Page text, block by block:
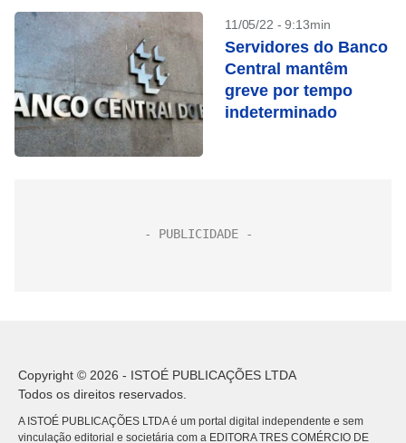
11/05/22 - 9:13min
Servidores do Banco
Central mantêm
greve por tempo
indeterminado
Copyright © 2026 - ISTOÉ PUBLICAÇÕES LTDA
Todos os direitos reservados.
A ISTOÉ PUBLICAÇÕES LTDA é um portal digital independente e sem
vinculação editorial e societária com a EDITORA TRES COMÉRCIO DE